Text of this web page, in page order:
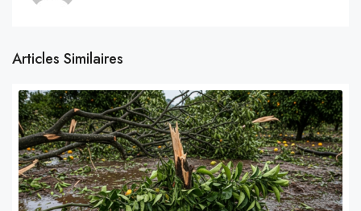
Articles Similaires